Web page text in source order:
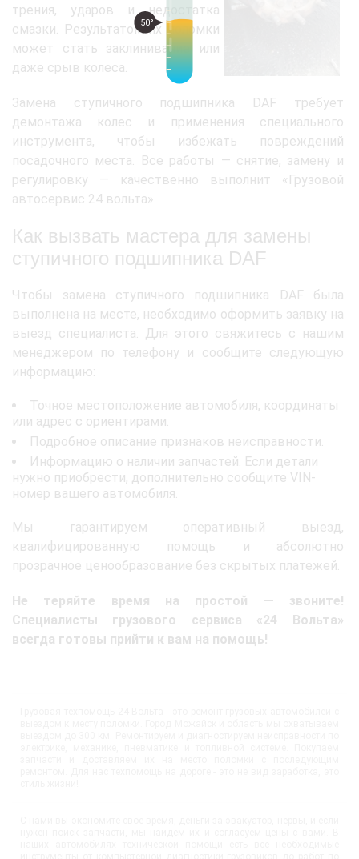
50°
трения, ударов и недостатка
смазки. Результатом их поломки
может стать заклинивание или
даже срыв колеса.
Замена ступичного подшипника DAF требует
демонтажа колес и применения специального
инструмента, чтобы избежать повреждений
посадочного места. Все работы — снятие, замену и
регулировку — качественно выполнит «Грузовой
автосервис 24 вольта».
Как вызвать мастера для замены
ступичного подшипника DAF
Чтобы замена ступичного подшипника DAF была
выполнена на месте, необходимо оформить заявку на
выезд специалиста. Для этого свяжитесь с нашим
менеджером по телефону и сообщите следующую
информацию:
Точное местоположение автомобиля, координаты
или адрес с ориентирами.
Подробное описание признаков неисправности.
Информацию о наличии запчастей. Если детали
нужно приобрести, дополнительно сообщите VIN-
номер вашего автомобиля.
Мы гарантируем оперативный выезд,
квалифицированную помощь и абсолютно
прозрачное ценообразование без скрытых платежей.
Не теряйте время на простой — звоните!
Специалисты грузового сервиса «24 Вольта»
всегда готовы прийти к вам на помощь!